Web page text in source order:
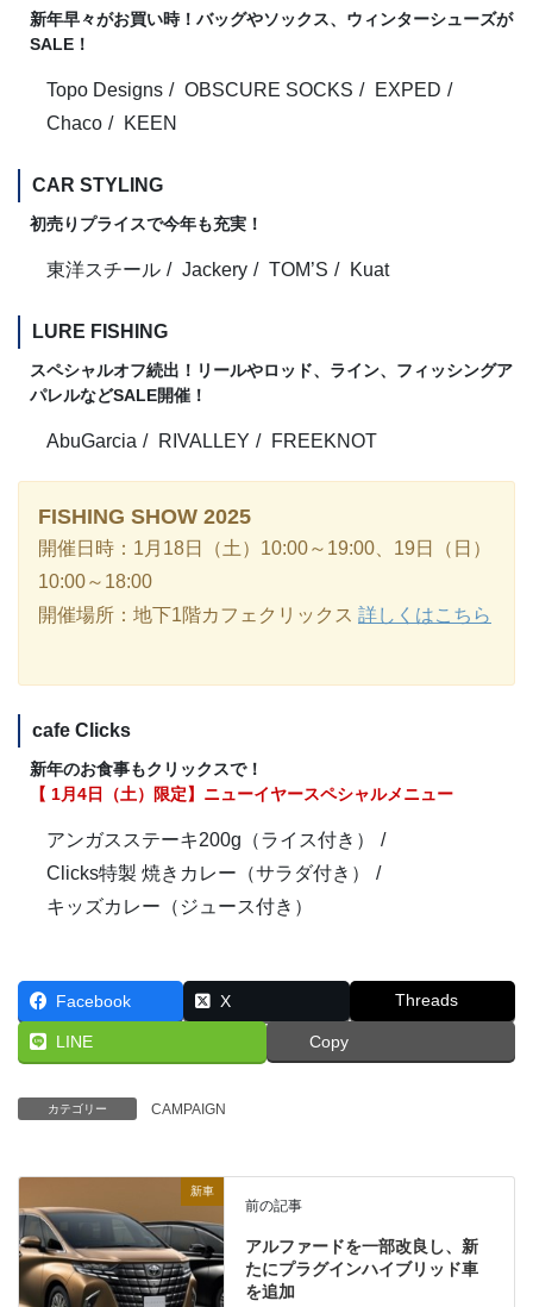
新年早々がお買い時！バッグやソックス、ウィンターシューズが
SALE！
Topo Designs OBSCURE SOCKS
EXPED
Chaco
KEEN
CAR STYLING
初売りプライスで今年も充実！
東洋スチール Jackery TOM’S Kuat
LURE FISHING
スペシャルオフ続出！リールやロッド、ライン、フィッシングア
パレルなどSALE開催！
AbuGarcia RIVALLEY FREEKNOT
FISHING SHOW 2025
開催日時：1月18日（土）10:00～19:00、19日（日）
10:00～18:00
開催場所：地下1階カフェクリックス 詳しくはこちら
cafe Clicks
新年のお食事もクリックスで！
【 1月4日（土）限定】ニューイヤースペシャルメニュー
アンガスステーキ200g（ライス付き）
Clicks特製 焼きカレー（サラダ付き）
キッズカレー（ジュース付き）
Facebook X Threads
LINE Copy
カテゴリー CAMPAIGN
新車
前の記事
アルファードを一部改良し、新
たにプラグインハイブリッド車
を追加